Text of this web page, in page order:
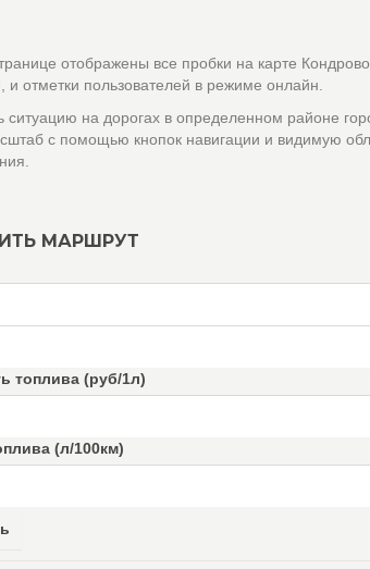
отображены все пробки на карте
отметки пользователей в режиме онлайн.
ситуацию на дорогах в определенном районе
с помощью кнопок навигации и видимую
МАРШРУТ
топлива (руб/1л)
(л/100км)